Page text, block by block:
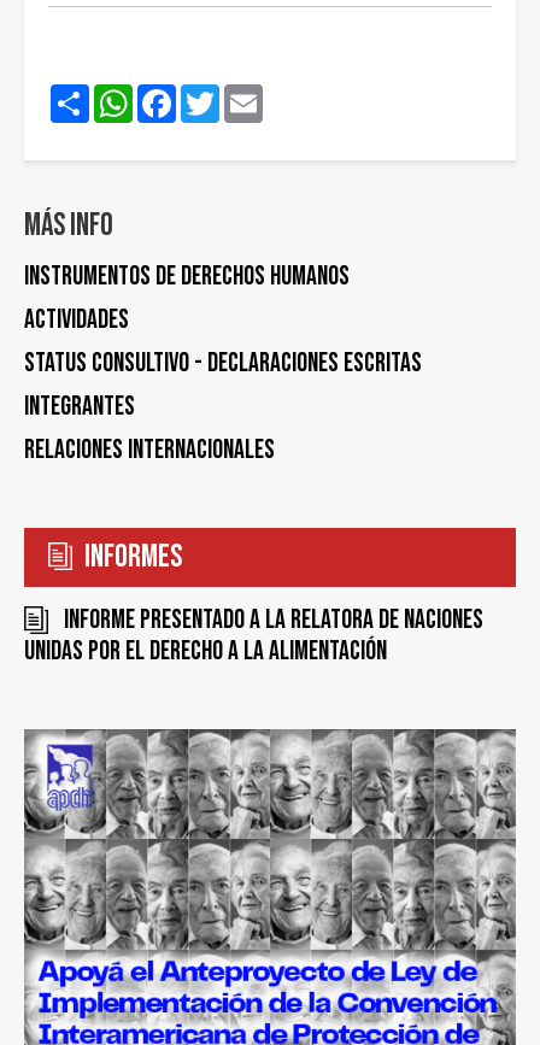
ShareWhatsApp
Facebook
Twitter
Más info
Instrumentos de Derechos Humanos
Actividades
STATUS CONSULTIVO - DECLARACIONES ESCRITAS
Integrantes
Relaciones Internacionales
Informes
Informe presentado a la Relatora de Naciones
Unidas por el Derecho a la Alimentación